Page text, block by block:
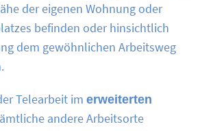
der eigenen Wohnung oder
befinden oder hinsichtlich
dem gewöhnlichen Arbeitsweg
Telearbeit im erweiterten
andere Arbeitsorte